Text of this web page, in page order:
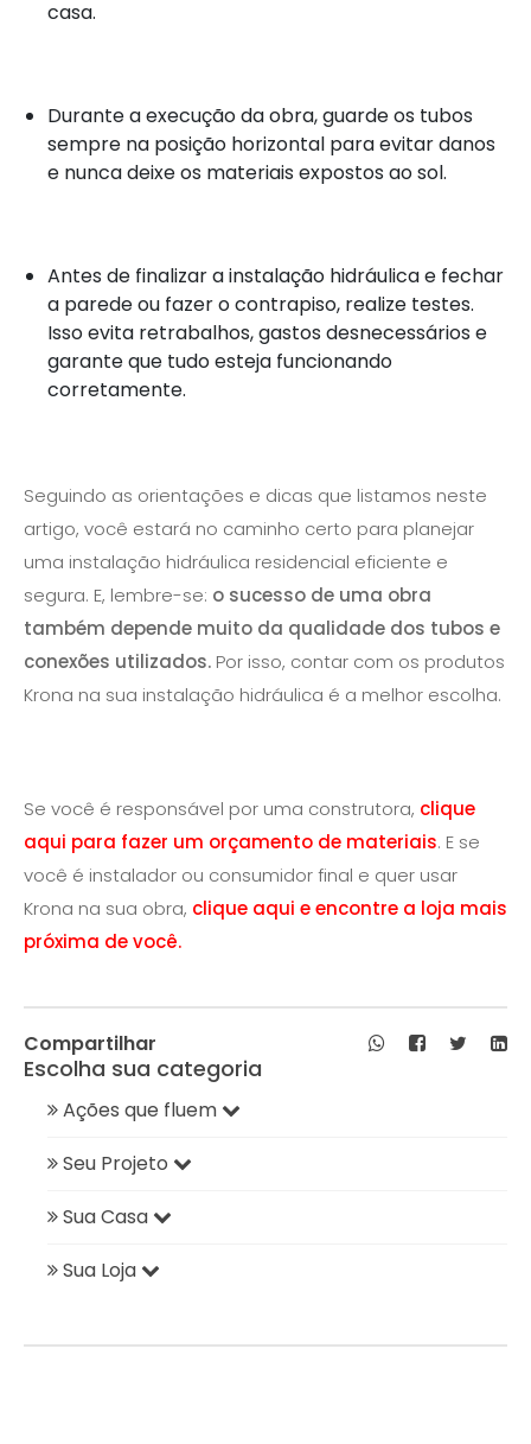
casa.
Durante a execução da obra, guarde os tubos
sempre na posição horizontal para evitar danos
e nunca deixe os materiais expostos ao sol.
Antes de finalizar a instalação hidráulica e fechar
a parede ou fazer o contrapiso, realize testes.
Isso evita retrabalhos, gastos desnecessários e
garante que tudo esteja funcionando
corretamente.
Seguindo as orientações e dicas que listamos neste
artigo, você estará no caminho certo para planejar
uma instalação hidráulica residencial eficiente e
segura. E, lembre-se: o sucesso de uma obra
também depende muito da qualidade dos tubos e
conexões utilizados. Por isso, contar com os produtos
Krona na sua instalação hidráulica é a melhor escolha.
Se você é responsável por uma construtora, clique
aqui para fazer um orçamento de materiais. E se
você é instalador ou consumidor final e quer usar
Krona na sua obra, clique aqui e encontre a loja mais
próxima de você.
Compartilhar
Escolha sua categoria
Ações que fluem
Seu Projeto
Sua Casa
Sua Loja